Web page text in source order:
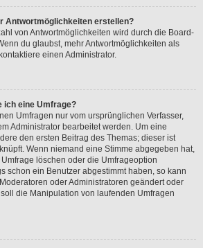
Antwortmöglichkeiten erstellen?
von Antwortmöglichkeiten wird durch die Board-
du glaubst, mehr Antwortmöglichkeiten als
einen Administrator.
ich eine Umfrage?
Umfragen nur vom ursprünglichen Verfasser,
Administrator bearbeitet werden. Um eine
den ersten Beitrag des Themas; dieser ist
Wenn niemand eine Stimme abgegeben hat,
löschen oder die Umfrageoption
schon ein Benutzer abgestimmt haben, so kann
oder Administratoren geändert oder
die Manipulation von laufenden Umfragen